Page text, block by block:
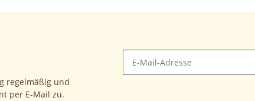
regelmäßig und
per E-Mail zu.